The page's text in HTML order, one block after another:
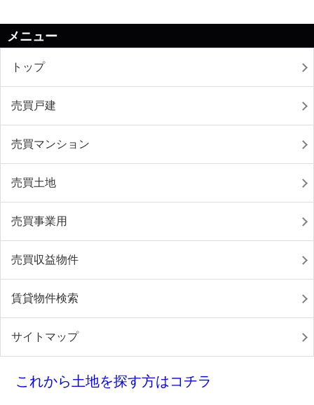
メニュー
トップ
売買戸建
売買マンション
売買土地
売買事業用
売買収益物件
賃貸物件検索
サイトマップ
これから土地を探す方はコチラ